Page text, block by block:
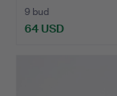
9 bud
64 USD